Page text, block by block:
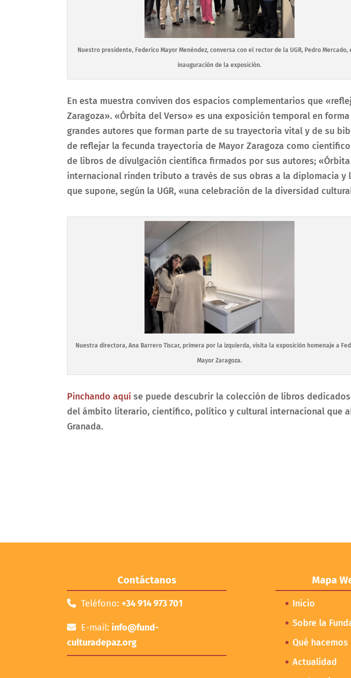
Nuestro presidente, Federico Mayor Menéndez, conversa con el rector de la UGR, Pedro Mercado,
inauguración de la exposición.
En esta muestra conviven dos espacios complementarios que
Zaragoza». «Órbita del Verso» es una exposición temporal en
grandes autores que forman parte de su trayectoria vital y de su
de reflejar la fecunda trayectoria de Mayor Zaragoza como
de libros de divulgación científica firmados por sus autores;
internacional rinden tributo a través de sus obras a la diplomacia
que supone, según la UGR, «una celebración de la diversidad
Nuestra directora, Ana Barrero Tíscar, primera por la izquierda, visita la exposición homenaje a
Mayor Zaragoza.
Pinchando aquí se puede descubrir la colección de libros d
del ámbito literario, científico, político y cultural internacional que
Granada.
Contáctanos
Teléfono:+34 914 973 701
E-mail: info@fund-
culturadepaz.org
Mapa
Inicio
Sobre la
Qué hacemos
Actualidad